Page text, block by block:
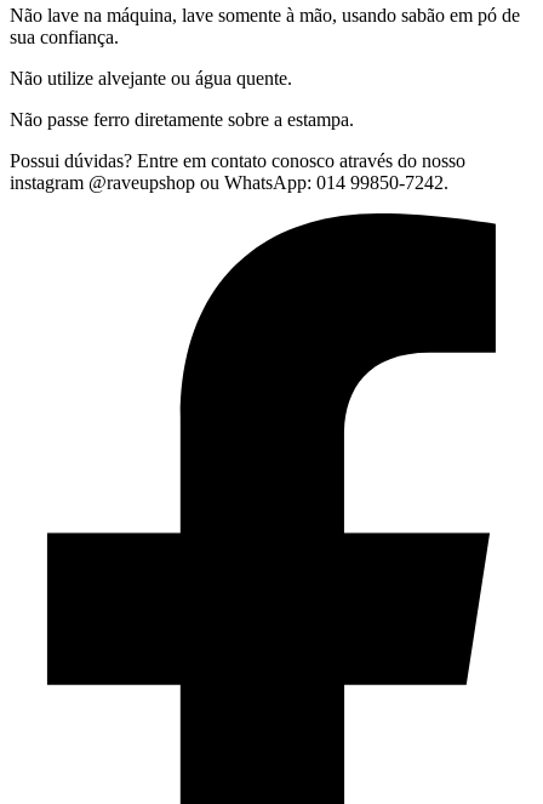
Não lave na máquina, lave somente à mão, usando sabão em pó de
sua confiança.
Não utilize alvejante ou água quente.
Não passe ferro diretamente sobre a estampa.
Possui dúvidas? Entre em contato conosco através do nosso
instagram @raveupshop ou WhatsApp: 014 99850-7242.